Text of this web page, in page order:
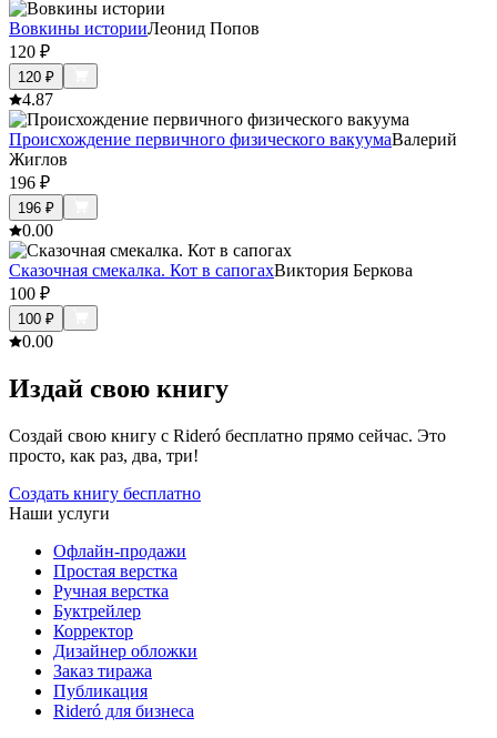
Вовкины историиЛеонид Попов
120 ₽
120 ₽
4.87
Происхождение первичного физического вакуумаВалерий
Жиглов
196 ₽
196 ₽
0.00
Сказочная смекалка. Кот в сапогахВиктория Беркова
100 ₽
100 ₽
0.00
Издай свою книгу
Создай свою книгу с Rideró бесплатно прямо сейчас. Это
просто, как раз, два, три!
Создать книгу бесплатно
Наши услуги
Офлайн-продажи
Простая верстка
Ручная верстка
Буктрейлер
Корректор
Дизайнер обложки
Заказ тиража
Публикация
Rideró для бизнеса